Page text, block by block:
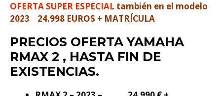
OFERTA SUPER ESPECIAL también en el modelo
2023 24.998 EUROS + MATRÍCULA
PRECIOS OFERTA YAMAHA
RMAX 2 , HASTA FIN DE
EXISTENCIAS.